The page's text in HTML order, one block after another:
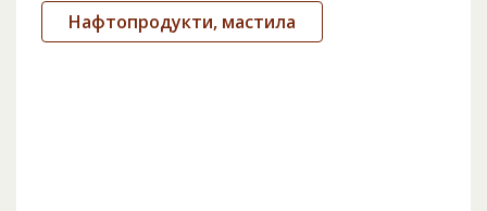
Нафтопродукти, мастила